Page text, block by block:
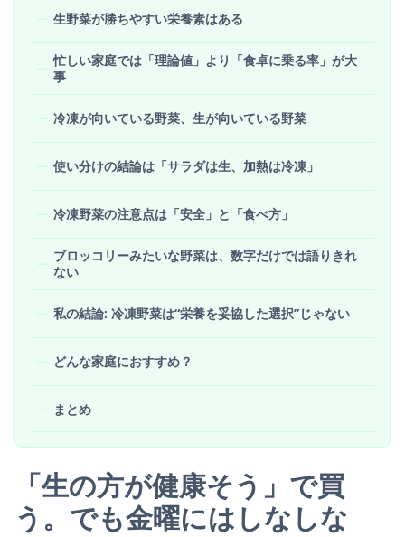
生野菜が勝ちやすい栄養素はある
忙しい家庭では「理論値」より「食卓に乗る率」が大
事
冷凍が向いている野菜、生が向いている野菜
使い分けの結論は「サラダは生、加熱は冷凍」
冷凍野菜の注意点は「安全」と「食べ方」
ブロッコリーみたいな野菜は、数字だけでは語りきれ
ない
私の結論: 冷凍野菜は“栄養を妥協した選択”じゃない
どんな家庭におすすめ？
まとめ
「生の方が健康そう」で買
う。でも金曜にはしなしな